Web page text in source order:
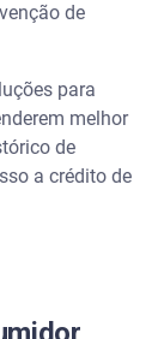
de
para
melhor
de
a crédito de